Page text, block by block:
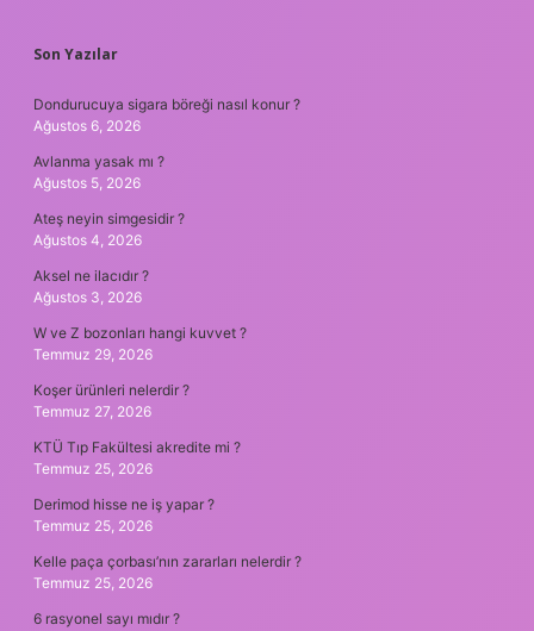
SIDEBAR
Son Yazılar
Dondurucuya sigara böreği nasıl konur ?
Ağustos 6, 2026
Avlanma yasak mı ?
Ağustos 5, 2026
Ateş neyin simgesidir ?
Ağustos 4, 2026
Aksel ne ilacıdır ?
Ağustos 3, 2026
W ve Z bozonları hangi kuvvet ?
Temmuz 29, 2026
Koşer ürünleri nelerdir ?
Temmuz 27, 2026
KTÜ Tıp Fakültesi akredite mi ?
Temmuz 25, 2026
Derimod hisse ne iş yapar ?
Temmuz 25, 2026
Kelle paça çorbası’nın zararları nelerdir ?
Temmuz 25, 2026
6 rasyonel sayı mıdır ?